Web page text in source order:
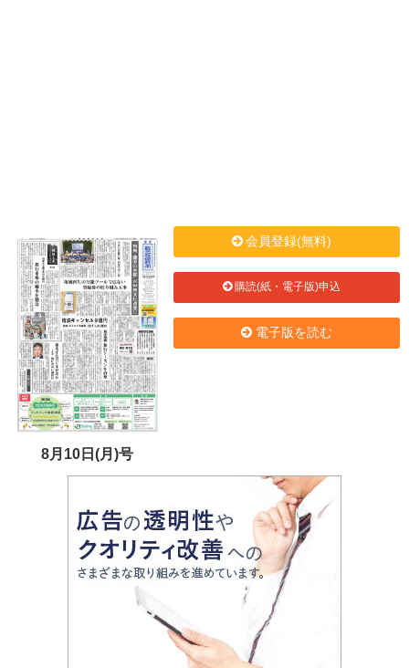
8月10日(月)号
会員登録(無料)
購読(紙・電子版)申込
電子版を読む